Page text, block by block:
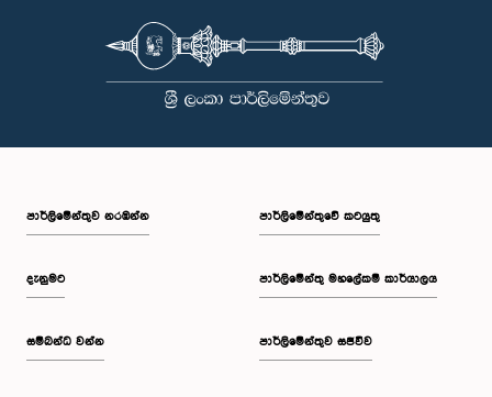
පාර්ලි‌මේන්තුව නරඹන්න
දැනුමට
සම්බන්ධ වන්න
පාර්ලිමේන්තුවේ කටයුතු
පාර්ලිමේන්තු මහලේකම් කාර්යාලය
පාර්ලිමේන්තුව සජීවීව